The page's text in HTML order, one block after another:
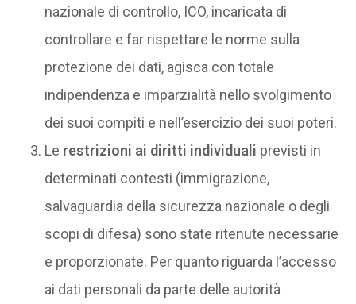
nazionale di controllo, ICO, incaricata di
controllare e far rispettare le norme sulla
protezione dei dati, agisca con totale
indipendenza e imparzialità nello svolgimento
dei suoi compiti e nell’esercizio dei suoi poteri.
Le restrizioni ai diritti individuali previsti in
determinati contesti (immigrazione,
salvaguardia della sicurezza nazionale o degli
scopi di difesa) sono state ritenute necessarie
e proporzionate. Per quanto riguarda l’accesso
ai dati personali da parte delle autorità